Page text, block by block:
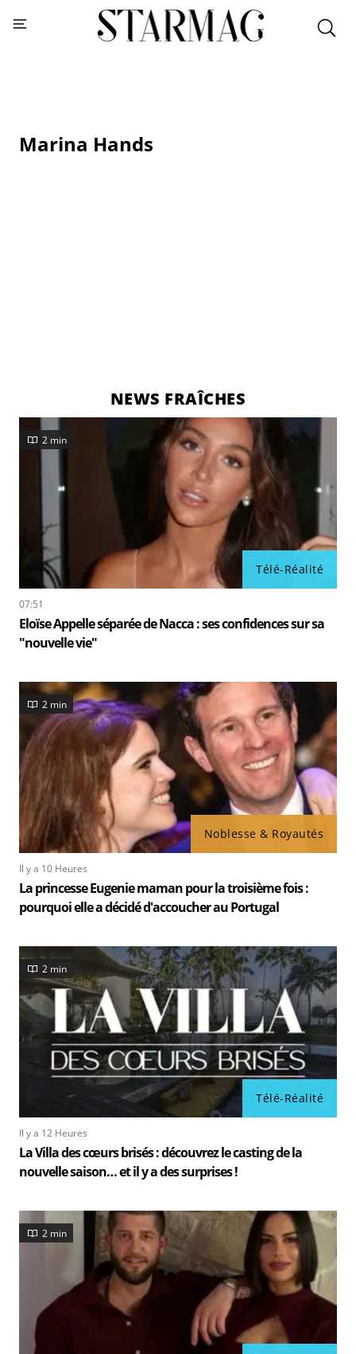
Marina Hands
NEWS FRAÎCHES
Télé-Réalité
2 min
07:51
Eloïse Appelle séparée de Nacca : ses confidences sur sa
"nouvelle vie"
Noblesse & Royautés
2 min
Il y a 10 Heures
La princesse Eugenie maman pour la troisième fois :
pourquoi elle a décidé d'accoucher au Portugal
Télé-Réalité
2 min
Il y a 12 Heures
La Villa des cœurs brisés : découvrez le casting de la
nouvelle saison… et il y a des surprises !
2 min